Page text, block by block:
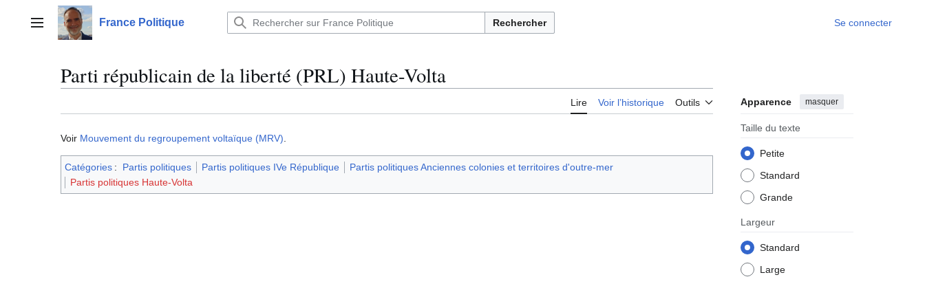
contenuMenu principalFrance Politique Rechercher Se connecter
Parti républicain de la liberté (PRL) Haute-Volta
Lire Voir l’historique Outils Apparence masquer
Taille du texte
Petite
Standard
Grande
Largeur
Standard
Large
Voir Mouvement du regroupement voltaïque (MRV)
Catégories : Partis politiques Partis politiques IVe République
Partis politiques Anciennes colonies et territoires d'outre-mer
Partis politiques Haute-Volta